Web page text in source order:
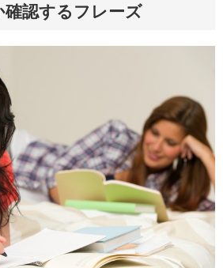
認するフレーズ